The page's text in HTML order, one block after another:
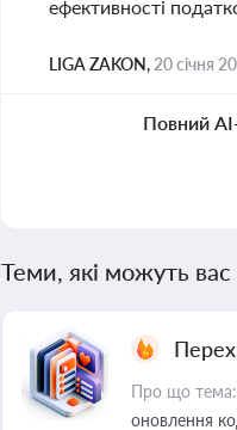
ефективності
LIGA ZAKON, 20 січня
Повний AI-
Теми, які можуть вас
Про що тема:
оновлення